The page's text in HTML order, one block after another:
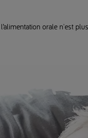
orale n'est plus